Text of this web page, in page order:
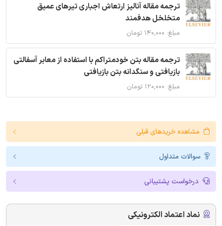
ترجمه مقاله آنالیز ارتعاش اجباری تیرهای عمیق
متخلخل هدفمند
مبلغ: ۱۴۰,۰۰۰ تومان
ترجمه مقاله بتن خودمتراکم با استفاده از معابر آسفالتی
بازیافتی و سنگدانه بتن بازیافتی
مبلغ: ۱۲۰,۰۰۰ تومان
مشاهده خریدهای قبلی
سوالات متداول
درخواست پشتیبانی
نماد اعتماد الکترونیکی